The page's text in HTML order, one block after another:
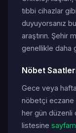
tıbbi cihazlar
duyuyorsanız
araştırın. Şehir
genellikle daha
Nöbet
Gece veya
nöbetçi eczane
her gün düzenli
listesine